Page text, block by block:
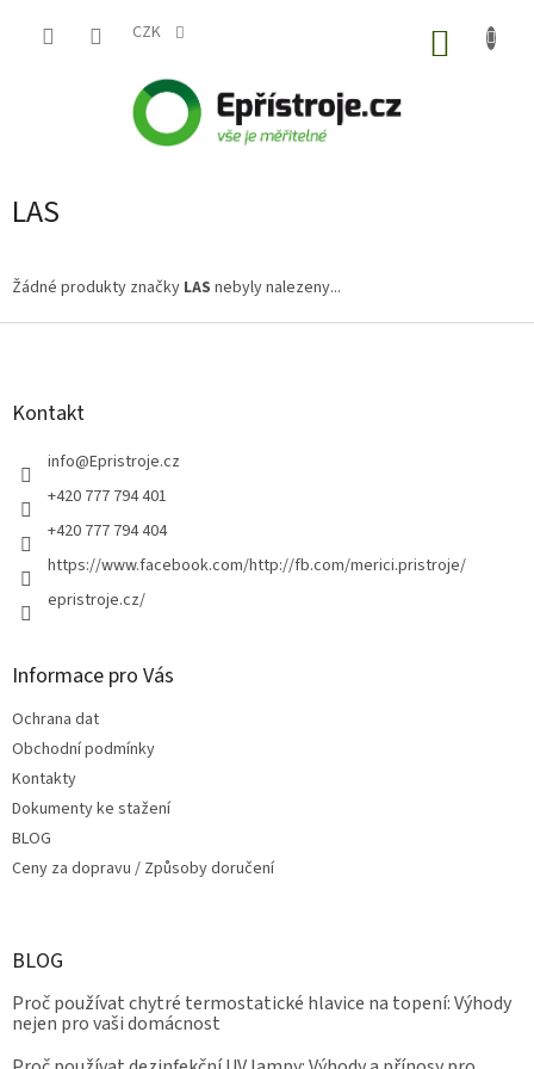
CZK
LAS
Žádné produkty značky LAS nebyly nalezeny...
Z
Kontakt
info@Epristroje.cz
+420 777 794 401
+420 777 794 404
https://www.facebook.com/http://fb.com/merici.pristroje/
epristroje.cz/
Informace pro Vás
Ochrana dat
Obchodní podmínky
Kontakty
Dokumenty ke stažení
BLOG
Ceny za dopravu / Způsoby doručení
BLOG
Proč používat chytré termostatické hlavice na topení: Výhody
nejen pro vaši domácnost